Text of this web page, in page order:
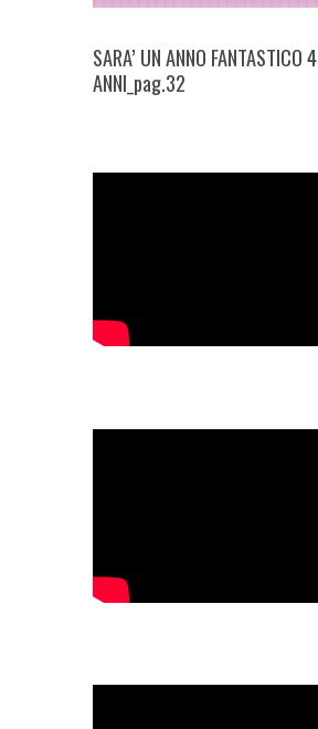
SARA’ UN ANNO FANTASTICO 4
ANNI_pag.32